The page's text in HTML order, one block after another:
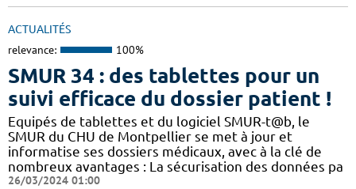
ACTUALITÉS
relevance: 100%
SMUR 34 : des tablettes pour un
suivi efficace du dossier patient !
​​Equipés de tablettes et du logiciel SMUR-t@b, le
SMUR du CHU de Montpellier se met à jour et
informatise ses dossiers médicaux, avec à la clé de
nombreux avantages : ​​La sécurisation des données pa
26/03/2024 01:00